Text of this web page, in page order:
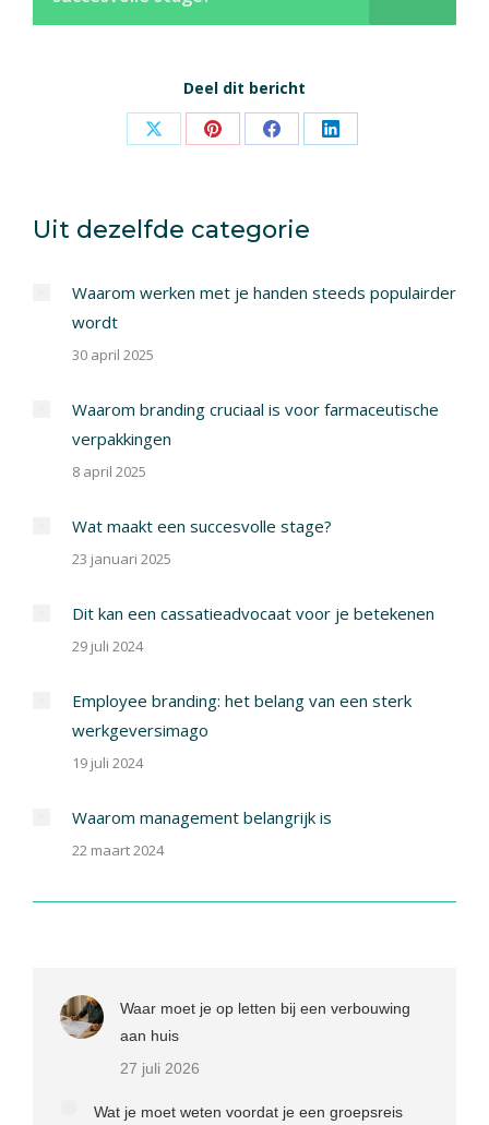
Deel dit bericht
Share Share Share Share
Uit dezelfde categorie
Waarom werken met je handen steeds populairder
wordt
30 april 2025
Waarom branding cruciaal is voor farmaceutische
verpakkingen
8 april 2025
Wat maakt een succesvolle stage?
23 januari 2025
Dit kan een cassatieadvocaat voor je betekenen
29 juli 2024
Employee branding: het belang van een sterk
werkgeversimago
19 juli 2024
Waarom management belangrijk is
22 maart 2024
Waar moet je op letten bij een verbouwing
aan huis
27 juli 2026
Wat je moet weten voordat je een groepsreis